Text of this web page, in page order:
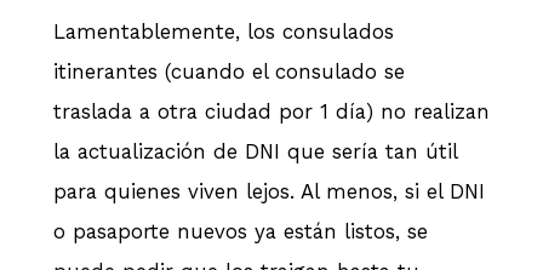
Lamentablemente, los consulados
itinerantes (cuando el consulado se
traslada a otra ciudad por 1 día) no realizan
la actualización de DNI que sería tan útil
para quienes viven lejos. Al menos, si el DNI
o pasaporte nuevos ya están listos, se